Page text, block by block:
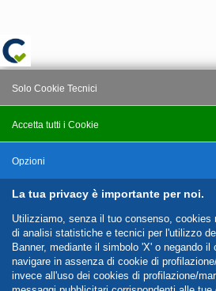
La tua privacy è importante per noi.
Utilizziamo, senza il tuo consenso, cookies
di analisi statistiche e tecnici per l'utilizzo
Banner, mediante il simbolo 'X' o negando
navigare in assenza di cookie di
invece all'uso dei cookies di profilazione/
Accetta tutti i Cookie
Solo Cookie Tecnici
Salva
Opzioni
Nascondi Opzioni